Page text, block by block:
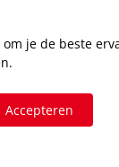
of conduct
rechten ivm privacy
je de beste
Accepteren